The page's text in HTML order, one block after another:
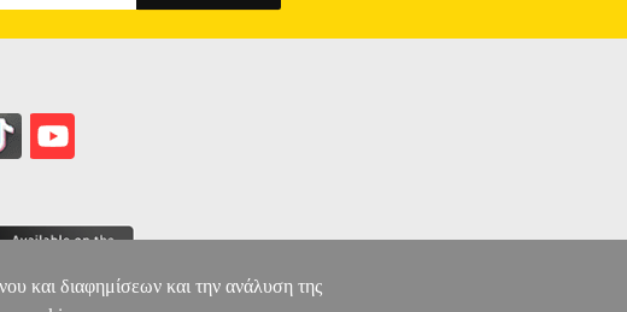
και διαφημίσεων και την ανάλυση της